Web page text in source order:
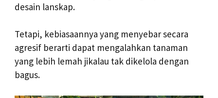
desain lanskap.
Tetapi, kebiasaannya yang menyebar secara
agresif berarti dapat mengalahkan tanaman
yang lebih lemah jikalau tak dikelola dengan
bagus.